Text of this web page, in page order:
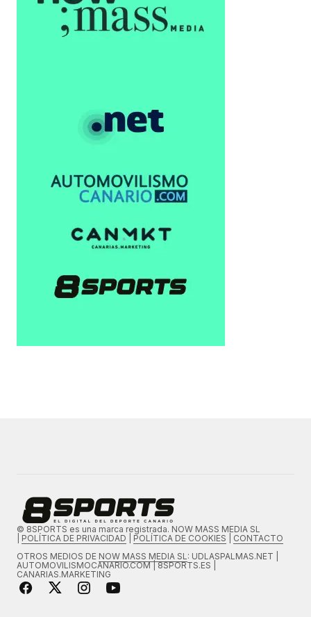
© 8SPORTS es una marca registrada. NOW MASS MEDIA SL
POLÍTICA DE PRIVACIDAD POLÍTICA DE COOKIES
CONTACTO
OTROS MEDIOS DE NOW MASS MEDIA SL : UDLASPALMAS.NET |
AUTOMOVILISMOCANARIO.COM | 8SPORTS.ES |
CANARIAS.MARKETING